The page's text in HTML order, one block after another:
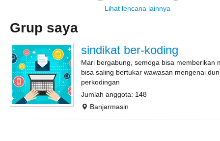
Lihat lencana lainnya
Grup saya
sindikat ber-koding
Mari bergabung, semoga bisa memberikan
bisa saling bertukar wawasan mengenai
perkodingan
Jumlah anggota: 148
Banjarmasin